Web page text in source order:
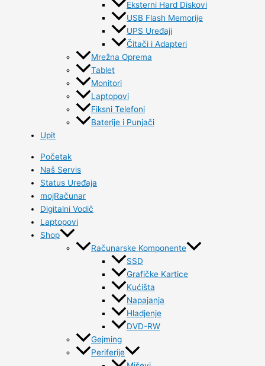
Eksterni Hard Diskovi
USB Flash Memorije
UPS Uređaji
Čitači i Adapteri
Mrežna Oprema
Tablet
Monitori
Laptopovi
Fiksni Telefoni
Baterije i Punjači
Upit
Početak
Naš Servis
Status Uređaja
mojRačunar
Digitalni Vodič
Laptopovi
Shop
Računarske Komponente
SSD
Grafičke Kartice
Kućišta
Napajanja
Hladjenje
DVD-RW
Gejming
Periferije